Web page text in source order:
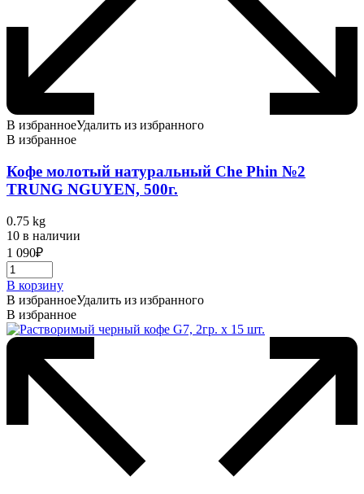
В избранноеУдалить из избранного
В избранное
Кофе молотый натуральный Che Phin №2
TRUNG NGUYEN, 500г.
0.75 kg
10 в наличии
1 090₽
В корзину
В избранноеУдалить из избранного
В избранное